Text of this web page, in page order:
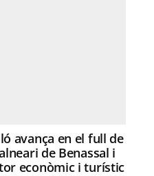
avança en el full de
de Benassal i
econòmic i turístic